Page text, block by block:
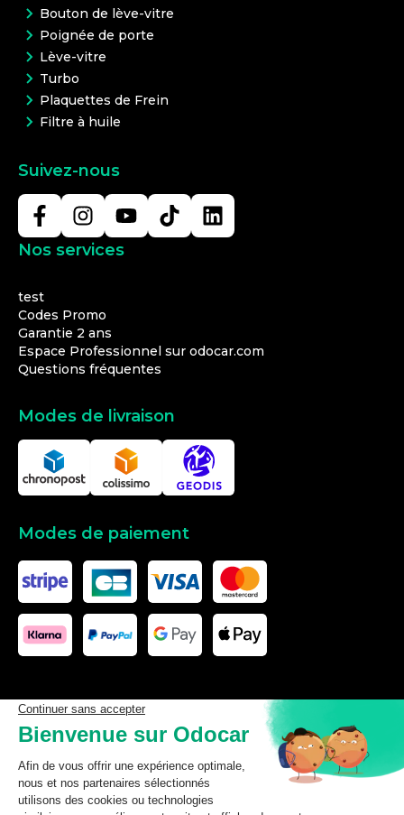
Bouton de lève-vitre
Poignée de porte
Lève-vitre
Turbo
Plaquettes de Frein
Filtre à huile
Suivez-nous
Nos services
test
Codes Promo
Garantie 2 ans
Espace Professionnel sur odocar.com
Questions fréquentes
Modes de livraison
Modes de paiement
Les données affichées ici, particulièrement la base de donnée
complète, ne doivent pas être copiées. Il est interdit d’exploiter les
données ou la base de données complète, de laisser un tiers les
exploiter, ni de les rendre accessible à un tiers, sans accord
préalable de TecDoc. Toute infraction constitue une violation des
droits d’auteur et fera l’objet de poursuites.